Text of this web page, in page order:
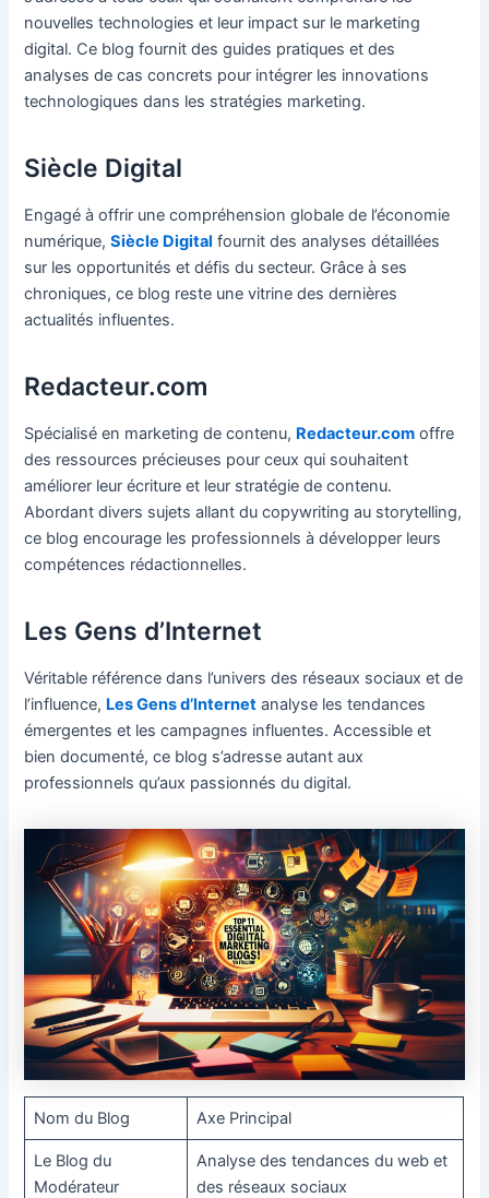
nouvelles technologies et leur impact sur le marketing
digital. Ce blog fournit des guides pratiques et des
analyses de cas concrets pour intégrer les innovations
technologiques dans les stratégies marketing.
Siècle Digital
Engagé à offrir une compréhension globale de l’économie
numérique,Siècle Digital fournit des analyses détaillées
sur les opportunités et défis du secteur. Grâce à ses
chroniques, ce blog reste une vitrine des dernières
actualités influentes.
Redacteur.com
Spécialisé en marketing de contenu, Redacteur.com offre
des ressources précieuses pour ceux qui souhaitent
améliorer leur écriture et leur stratégie de contenu.
Abordant divers sujets allant du copywriting au storytelling,
ce blog encourage les professionnels à développer leurs
compétences rédactionnelles.
Les Gens d’Internet
Véritable référence dans l’univers des réseaux sociaux et de
l’influence, Les Gens d’Internet analyse les tendances
émergentes et les campagnes influentes. Accessible et
bien documenté, ce blog s’adresse autant aux
professionnels qu’aux passionnés du digital.
Nom du Blog Axe Principal
Le Blog du
Modérateur
Analyse des tendances du web et
des réseaux sociaux